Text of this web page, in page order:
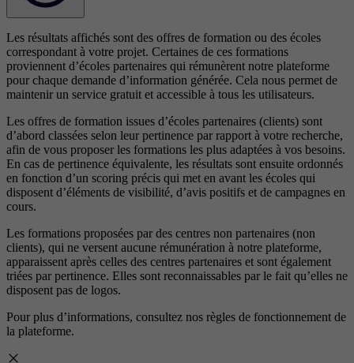
Les résultats affichés sont des offres de formation ou des écoles
correspondant à votre projet. Certaines de ces formations
proviennent d’écoles partenaires qui rémunèrent notre plateforme
pour chaque demande d’information générée. Cela nous permet de
maintenir un service gratuit et accessible à tous les utilisateurs.
Les offres de formation issues d’écoles partenaires (clients) sont
d’abord classées selon leur pertinence par rapport à votre recherche,
afin de vous proposer les formations les plus adaptées à vos besoins.
En cas de pertinence équivalente, les résultats sont ensuite ordonnés
en fonction d’un scoring précis qui met en avant les écoles qui
disposent d’éléments de visibilité, d’avis positifs et de campagnes en
cours.
Les formations proposées par des centres non partenaires (non
clients), qui ne versent aucune rémunération à notre plateforme,
apparaissent après celles des centres partenaires et sont également
triées par pertinence. Elles sont reconnaissables par le fait qu’elles ne
disposent pas de logos.
Pour plus d’informations, consultez nos règles de fonctionnement de
la plateforme.